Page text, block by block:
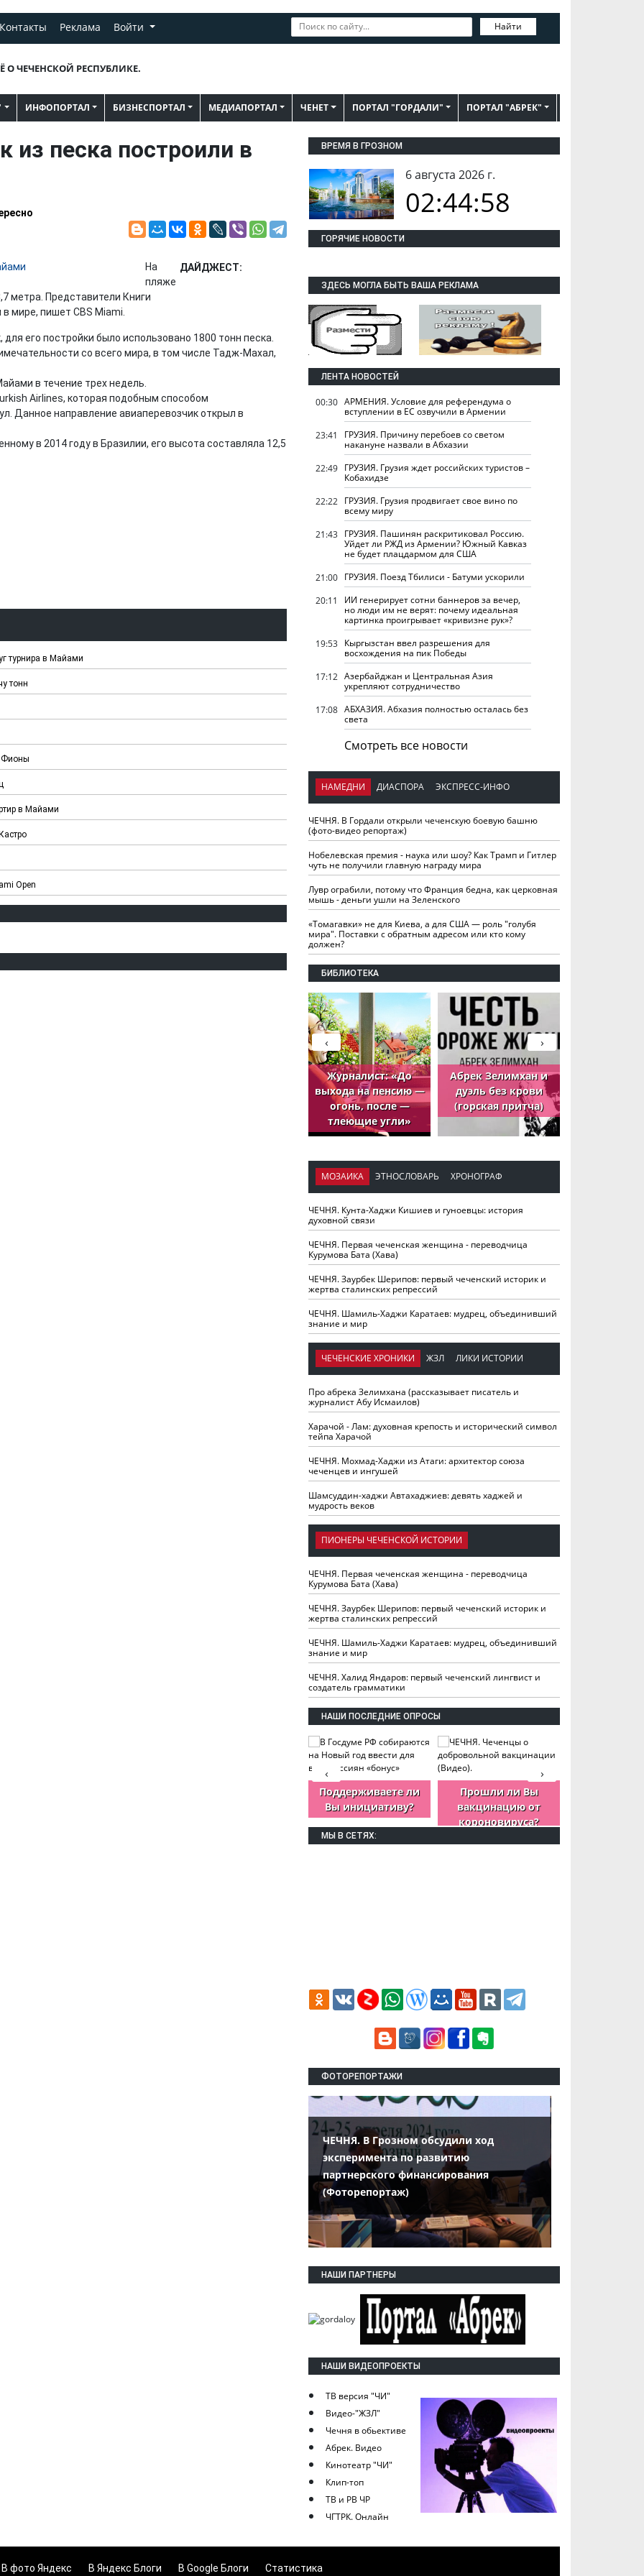
Контакты Реклама Войти Найти
О ЧЕЧЕНСКОЙ РЕСПУБЛИКЕ.
ИНФОПОРТАЛ БИЗНЕСПОРТАЛ МЕДИАПОРТАЛ ЧЕНЕТ ПОРТАЛ "ГОРДАЛИ" ПОРТАЛ "АБРЕК"
песка построили в
ДАЙДЖЕСТ:
На
пляже
метра. Представители Книги
мире, пишет CBS Miami.
его постройки было использовано 1800 тонн песка.
со всего мира, в том числе Тадж-Махал,
в течение трех недель.
Airlines, которая подобным способом
Данное направление авиаперевозчик открыл в
в 2014 году в Бразилии, его высота составляла 12,5
турнира в Майами
тонн
Фионы
в Майами
Open
ВРЕМЯ В ГРОЗНОМ
6 августа 2026 г.
02:44:59
ГОРЯЧИЕ НОВОСТИ
ЗДЕСЬ МОГЛА БЫТЬ ВАША РЕКЛАМА
ЛЕНТА НОВОСТЕЙ
00:30 АРМЕНИЯ. Условие для референдума о
вступлении в ЕС озвучили в Армении
23:41
ГРУЗИЯ. Причину перебоев со светом
накануне назвали в Абхазии
22:49 ГРУЗИЯ. Грузия ждет российских туристов –
Кобахидзе
22:22 ГРУЗИЯ. Грузия продвигает свое вино по
всему миру
21:43 ГРУЗИЯ. Пашинян раскритиковал Россию.
Уйдет ли РЖД из Армении? Южный Кавказ
не будет плацдармом для США
21:00 ГРУЗИЯ. Поезд Тбилиси - Батуми ускорили
20:11
ИИ генерирует сотни баннеров за вечер,
но люди им не верят: почему идеальная
картинка проигрывает «кривизне рук»?
19:53 Кыргызстан ввел разрешения для
восхождения на пик Победы
17:12 Азербайджан и Центральная Азия
укрепляют сотрудничество
17:08 АБХАЗИЯ. Абхазия полностью осталась без
света
Смотреть все новости
НАМЕДНИ ДИАСПОРА ЭКСПРЕСС-ИНФО
ЧЕЧНЯ. В Гордали открыли чеченскую боевую башню
(фото-видео репортаж)
Нобелевская премия - наука или шоу? Как Трамп и Гитлер
чуть не получили главную награду мира
Лувр ограбили, потому что Франция бедна, как церковная
мышь - деньги ушли на Зеленского
«Томагавки» не для Киева, а для США — роль "голубя
мира". Поставки с обратным адресом или кто кому
должен?
БИБЛИОТЕКА
Журналист: «До
выхода на пенсию —
огонь, после —
тлеющие угли»
Абрек Зелимхан и
дуэль без крови
(горская притча)
›
‹
МОЗАИКА ЭТНОСЛОВАРЬ ХРОНОГРАФ
ЧЕЧНЯ. Кунта-Хаджи Кишиев и гуноевцы: история
духовной связи
ЧЕЧНЯ. Первая чеченская женщина - переводчица
Курумова Бата (Хава)
ЧЕЧНЯ. Заурбек Шерипов: первый чеченский историк и
жертва сталинских репрессий
ЧЕЧНЯ. Шамиль-Хаджи Каратаев: мудрец, объединивший
знание и мир
ЧЕЧЕНСКИЕ ХРОНИКИ ЖЗЛ ЛИКИ ИСТОРИИ
Про абрека Зелимхана (рассказывает писатель и
журналист Абу Исмаилов)
Харачой - Лам: духовная крепость и исторический символ
тейпа Харачой
ЧЕЧНЯ. Мохмад-Хаджи из Атаги: архитектор союза
чеченцев и ингушей
Шамсуддин-хаджи Автахаджиев: девять хаджей и
мудрость веков
ПИОНЕРЫ ЧЕЧЕНСКОЙ ИСТОРИИ
ЧЕЧНЯ. Первая чеченская женщина - переводчица
Курумова Бата (Хава)
ЧЕЧНЯ. Заурбек Шерипов: первый чеченский историк и
жертва сталинских репрессий
ЧЕЧНЯ. Шамиль-Хаджи Каратаев: мудрец, объединивший
знание и мир
ЧЕЧНЯ. Халид Яндаров: первый чеченский лингвист и
создатель грамматики
НАШИ ПОСЛЕДНИЕ ОПРОСЫ
Поддерживаете ли
Вы инициативу?
Прошли ли Вы
вакцинацию от
короновируса?
›
‹
МЫ В СЕТЯХ:
ФОТОРЕПОРТАЖИ
ЧЕЧНЯ. В Грозном обсудили ход
эксперимента по развитию
партнерского финансирования
(Фоторепортаж)
НАШИ ПАРТНЕРЫ
НАШИ ВИДЕОПРОЕКТЫ
ТВ версия "ЧИ"
Видео-"ЖЗЛ"
Чечня в обьективе
Абрек. Видео
Кинотеатр "ЧИ"
Клип-топ
ТВ и РВ ЧР
ЧГТРК. Онлайн
В фото Яндекс В Яндекс Блоги В Google Блоги Статистика